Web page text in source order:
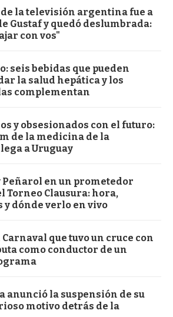
la televisión argentina fue a
Gustaf y quedó deslumbrada:
con vos"
seis bebidas que pueden
la salud hepática y los
complementan
y obsesionados con el futuro:
de la medicina de la
a Uruguay
Peñarol en un prometedor
Torneo Clausura: hora,
dónde verlo en vivo
que tuvo un cruce con
como conductor de un
anunció la suspensión de su
motivo detrás de la